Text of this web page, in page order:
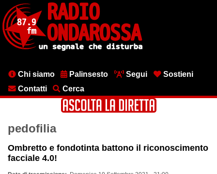
contenuto
principale
MenuChi siamo Palinsesto Segui
Sostieni
Contatti
Cerca
pedofilia
Ombretto e fondotinta battono il riconoscimento
facciale 4.0!